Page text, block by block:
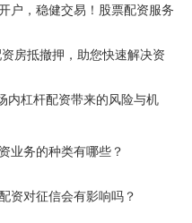
户，稳健交易！股票配资服务
房抵撤押，助您快速解决资
内杠杆配资带来的风险与机
业务的种类有哪些？
资对征信会有影响吗？